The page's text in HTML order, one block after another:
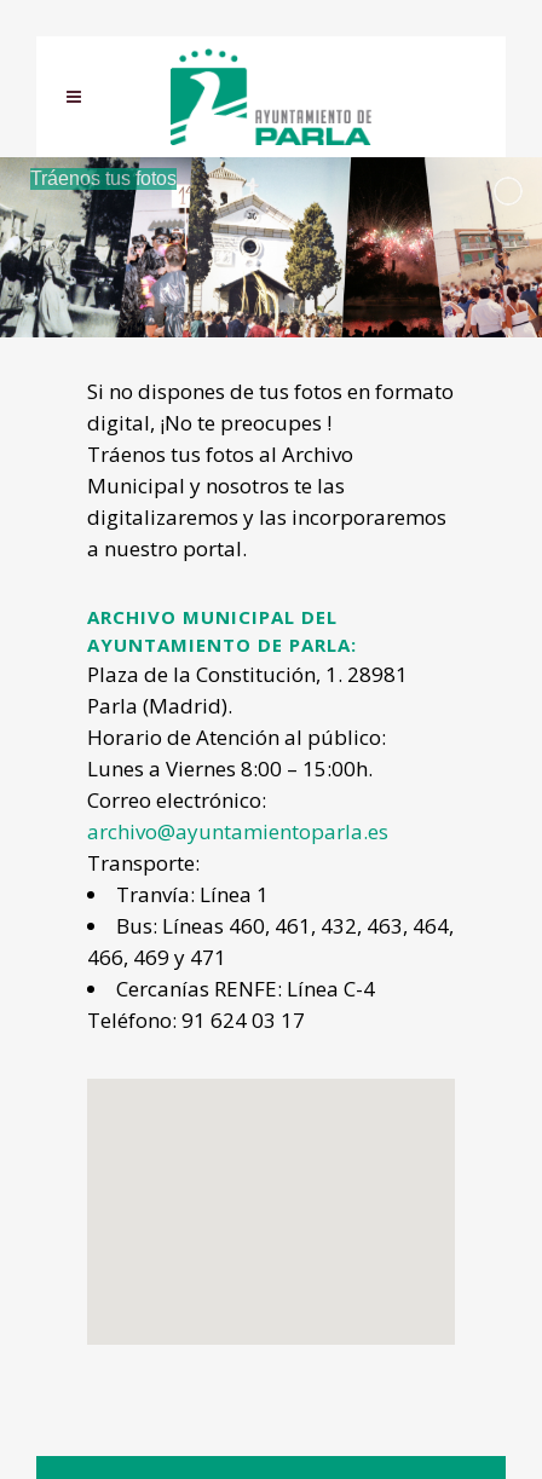
Tráenos tus fotos
Si no dispones de tus fotos en formato
digital, ¡No te preocupes !
Tráenos tus fotos al Archivo
Municipal y nosotros te las
digitalizaremos y las incorporaremos
a nuestro portal.
ARCHIVO MUNICIPAL DEL
AYUNTAMIENTO DE PARLA:
Plaza de la Constitución, 1. 28981
Parla (Madrid).
Horario de Atención al público:
Lunes a Viernes 8:00 – 15:00h.
Correo electrónico:
archivo@ayuntamientoparla.es
Transporte:
Tranvía: Línea 1
Bus: Líneas 460, 461, 432, 463, 464,
466, 469 y 471
Cercanías RENFE: Línea C-4
Teléfono: 91 624 03 17